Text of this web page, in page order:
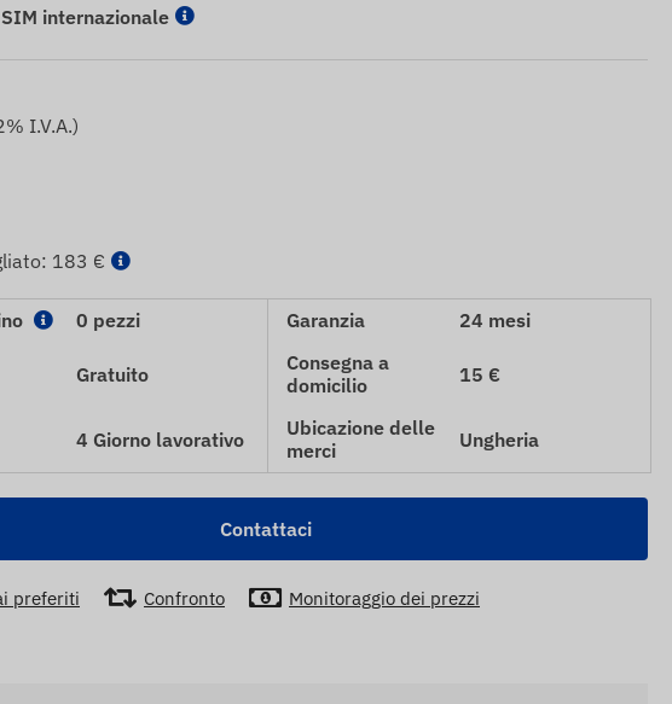
internazionale
I.V.A.)
183 €
0 pezzi
Gratuito
4 Giorno lavorativo
Garanzia
24 mesi
Consegna a
domicilio
15 €
Ubicazione delle
merci
Ungheria
Contattaci
preferiti Confronto Monitoraggio dei prezzi